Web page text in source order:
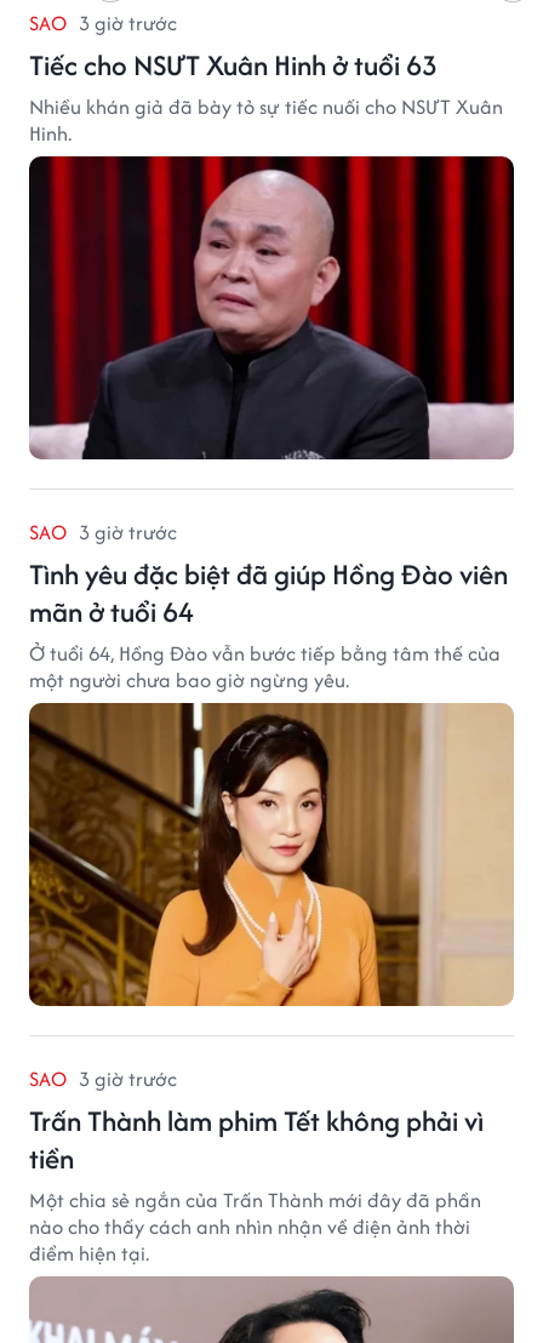
SAO 3 giờ trước
Tiếc cho NSƯT Xuân Hinh ở tuổi 63
Nhiều khán giả đã bày tỏ sự tiếc nuối cho NSƯT Xuân
Hinh.
SAO 3 giờ trước
Tình yêu đặc biệt đã giúp Hồng Đào viên
mãn ở tuổi 64
Ở tuổi 64, Hồng Đào vẫn bước tiếp bằng tâm thế của
một người chưa bao giờ ngừng yêu.
SAO 3 giờ trước
Trấn Thành làm phim Tết không phải vì
tiền
Một chia sẻ ngắn của Trấn Thành mới đây đã phần
nào cho thấy cách anh nhìn nhận về điện ảnh thời
điểm hiện tại.